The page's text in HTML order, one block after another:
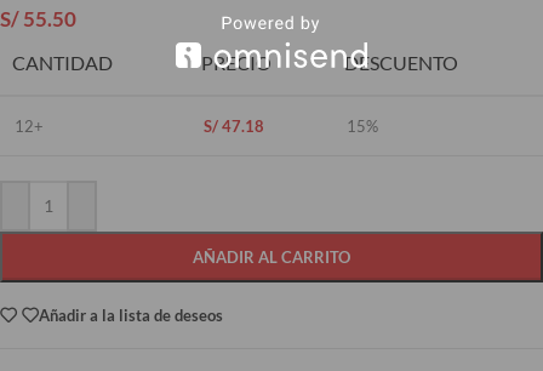
S/55.50
CANTIDAD PRECIO DESCUENTO
12+ S/47.18 15%
AÑADIR AL CARRITO
Añadir a la lista de deseos